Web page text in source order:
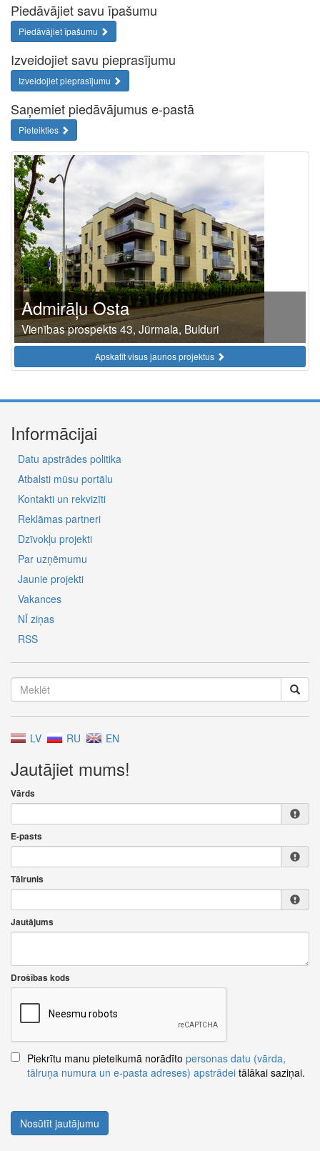
Piedāvājiet savu īpašumu
Piedāvājiet īpašumu
Izveidojiet savu pieprasījumu
Izveidojiet pieprasījumu
Saņemiet piedāvājumus e-pastā
Pieteikties
Admirāļu Osta
Vienības prospekts 43, Jūrmala, Bulduri
Apskatīt visus jaunos projektus
Informācijai
Datu apstrādes politika
Atbalsti mūsu portālu
Kontakti un rekvizīti
Reklāmas partneri
Dzīvokļu projekti
Par uzņēmumu
Jaunie projekti
Vakances
NĪ ziņas
RSS
LV RU EN
Jautājiet mums!
Vārds
E-pasts
Tālrunis
Jautājums
Drošības kods
Piekrītu manu pieteikumā norādīto personas datu (vārda,
tālruņa numura un e-pasta adreses) apstrādei tālākai saziņai.
Nosūtīt jautājumu